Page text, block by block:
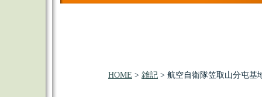
HOME > 雑記 > 航空自衛隊笠取山分屯